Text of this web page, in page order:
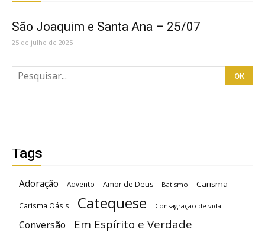
São Joaquim e Santa Ana – 25/07
25 de julho de 2025
Tags
Adoração Advento Amor de Deus Batismo Carisma
Carisma Oásis Catequese Consagração de vida
Conversão Em Espírito e Verdade